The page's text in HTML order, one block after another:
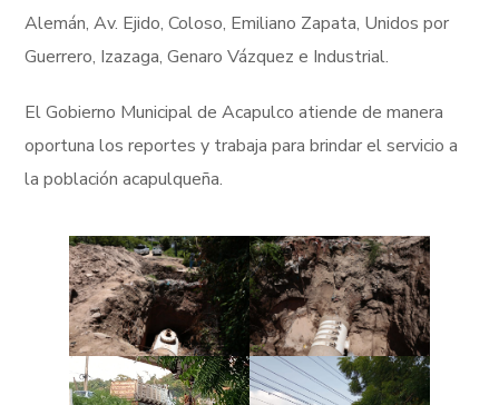
Alemán, Av. Ejido, Coloso, Emiliano Zapata, Unidos por
Guerrero, Izazaga, Genaro Vázquez e Industrial.
El Gobierno Municipal de Acapulco atiende de manera
oportuna los reportes y trabaja para brindar el servicio a
la población acapulqueña.